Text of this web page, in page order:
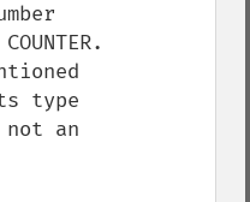
type
not an